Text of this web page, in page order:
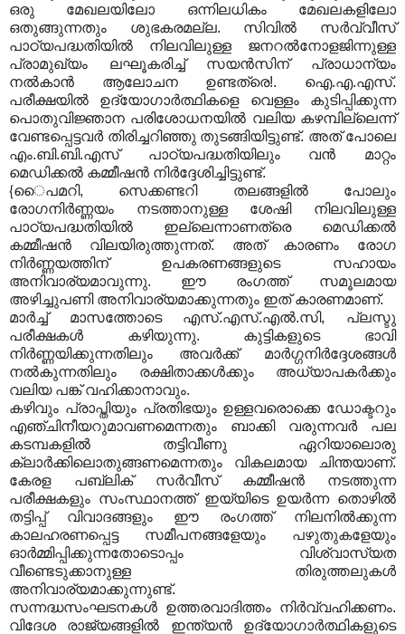
ഒരു മേഖലയിലോ ഒന്നിലധികം മേഖലകളിലോ
ഒതുങ്ങുന്നതും ശുഭകരമല്ല. സിവില്‍ സര്‍വ്വീസ്
പാഠ്യപദ്ധതിയില്‍ നിലവിലുള്ള ജനറല്‍നോളജിന്നുള്ള
പ്രാമുഖ്യം ലഘൂകരിച്ച് സയന്‍സിന് പ്രാധാന്യം
നല്‍കാന്‍ ആലോചന ഉണ്ടത്രെ!. ഐ.എ.എസ്.
പരീക്ഷയില്‍ ഉദ്യോഗാര്‍ത്ഥികളെ വെള്ളം കുടിപ്പിക്കുന്ന
പൊതുവിജ്ഞാന പരിശോധനയില്‍ വലിയ കഴമ്പില്ലെന്ന്
വേണ്ടപ്പെട്ടവര്‍ തിരിച്ചറിഞ്ഞു തുടങ്ങിയിട്ടുണ്ട്. അത് പോലെ
എം.ബി.ബി.എസ് പാഠ്യപദ്ധതിയിലും വന്‍ മാറ്റം
മെഡിക്കല്‍ കമ്മീഷന്‍ നിര്‍ദ്ദേശിച്ചിട്ടുണ്ട്.
{ൈപമറി, സെക്കണ്ടറി തലങ്ങളില്‍ പോലും
രോഗനിര്‍ണ്ണയം നടത്താനുള്ള ശേഷി നിലവിലുള്ള
പാഠ്യപദ്ധതിയില്‍ ഇല്ലെന്നാണത്രെ മെഡിക്കല്‍
കമ്മീഷന്‍ വിലയിരുത്തുന്നത്. അത് കാരണം രോഗ
നിര്‍ണ്ണയത്തിന് ഉപകരണങ്ങളുടെ സഹായം
അനിവാര്യമാവുന്നു. ഈ രംഗത്ത് സമൂലമായ
അഴിച്ചുപണി അനിവാര്യമാക്കുന്നതും ഇത് കാരണമാണ്.
മാര്‍ച്ച് മാസത്തോടെ എസ്.എസ്.എല്‍.സി, പ്ലസ്ടു
പരീക്ഷകള്‍ കഴിയുന്നു. കുട്ടികളുടെ ഭാവി
നിര്‍ണ്ണയിക്കുന്നതിലും അവര്‍ക്ക് മാര്‍ഗ്ഗനിര്‍ദ്ദേശങ്ങള്‍
നല്‍കുന്നതിലും രക്ഷിതാക്കള്‍ക്കും അധ്യാപകര്‍ക്കും
വലിയ പങ്ക് വഹിക്കാനാവും.
കഴിവും പ്രാപ്തിയും പ്രതിഭയും ഉള്ളവരൊക്കെ ഡോക്ടറും
എഞ്ചിനീയറുമാവണമെന്നതും ബാക്കി വരുന്നവര്‍ പല
കടമ്പകളില്‍ തട്ടിവീണു ഏറിയാലൊരു
ക്ലാര്‍ക്കിലൊതുങ്ങണമെന്നതും വികലമായ ചിന്തയാണ്.
കേരള പബ്ലിക് സര്‍വീസ് കമ്മീഷന്‍ നടത്തുന്ന
പരീക്ഷകളും സംസ്ഥാനത്ത് ഇയ്യിടെ ഉയര്‍ന്ന തൊഴില്‍
തട്ടിപ്പ് വിവാദങ്ങളും ഈ രംഗത്ത് നിലനില്‍ക്കുന്ന
കാലഹരണപ്പെട്ട സമീപനങ്ങളേയും പഴുതുകളേയും
ഓര്‍മ്മിപ്പിക്കുന്നതോടൊപ്പം വിശ്വാസ്യത
വീണ്ടെടുക്കാനുള്ള തിരുത്തലുകള്‍
അനിവാര്യമാക്കുന്നുണ്ട്.
സന്നദ്ധസംഘടനകള്‍ ഉത്തരവാദിത്തം നിര്‍വ്വഹിക്കണം.
വിദേശ രാജ്യങ്ങളില്‍ ഇന്ത്യന്‍ ഉദ്യോഗാര്‍ത്ഥികളുടെ